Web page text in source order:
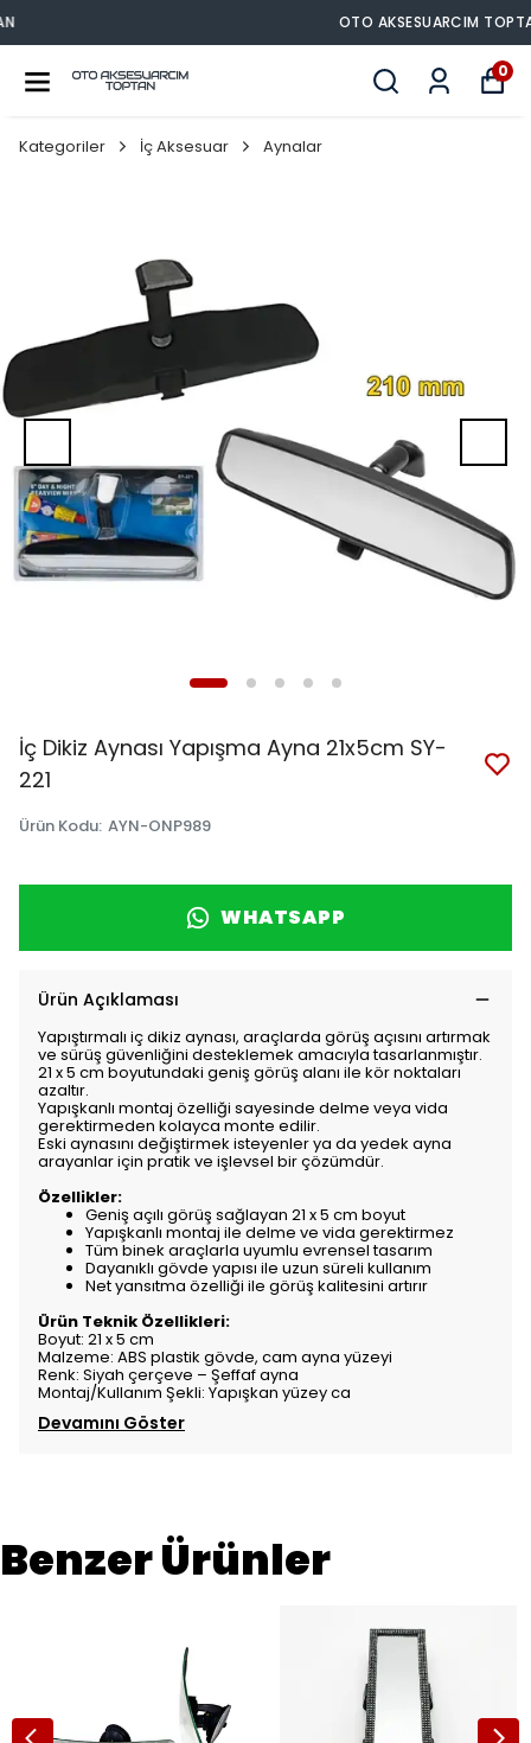
OTO AKSESUARCIM TOPTAN
0
Kategoriler İç Aksesuar Aynalar
İç Dikiz Aynası Yapışma Ayna 21x5cm SY-
221
Ürün Kodu: AYN-ONP989
WHATSAPP
Ürün Açıklaması
Yapıştırmalı iç dikiz aynası, araçlarda görüş açısını artırmak
ve sürüş güvenliğini desteklemek amacıyla tasarlanmıştır.
21 x 5 cm boyutundaki geniş görüş alanı ile kör noktaları
azaltır.
Yapışkanlı montaj özelliği sayesinde delme veya vida
gerektirmeden kolayca monte edilir.
Eski aynasını değiştirmek isteyenler ya da yedek ayna
arayanlar için pratik ve işlevsel bir çözümdür.
Özellikler:
Geniş açılı görüş sağlayan 21 x 5 cm boyut
Yapışkanlı montaj ile delme ve vida gerektirmez
Tüm binek araçlarla uyumlu evrensel tasarım
Dayanıklı gövde yapısı ile uzun süreli kullanım
Net yansıtma özelliği ile görüş kalitesini artırır
Ürün Teknik Özellikleri:
Boyut: 21 x 5 cm
Malzeme: ABS plastik gövde, cam ayna yüzeyi
Renk: Siyah çerçeve – Şeffaf ayna
Montaj/Kullanım Şekli: Yapışkan yüzey ca
Devamını Göster
Benzer Ürünler